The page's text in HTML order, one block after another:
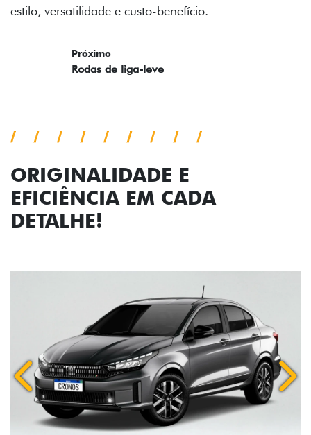
ORIGINALIDADE E
EFICIÊNCIA EM CADA
Anterior